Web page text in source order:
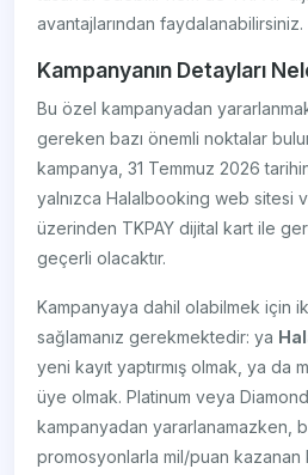
avantajlarından faydalanabilirsiniz.
Kampanyanın Detayları
Bu özel kampanyadan
gereken bazı önemli noktalar
kampanya, 31 Temmuz 2026
yalnızca Halalbooking web sitesi
üzerinden TKPAY dijital kart ile
geçerli olacaktır.
Kampanyaya dahil olabilmek için
sağlamanız gerekmektedir: ya
yeni kayıt yaptırmış olmak, ya da
üye olmak. Platinum veya
kampanyadan yararlanamazken,
promosyonlarla mil/puan kazanan